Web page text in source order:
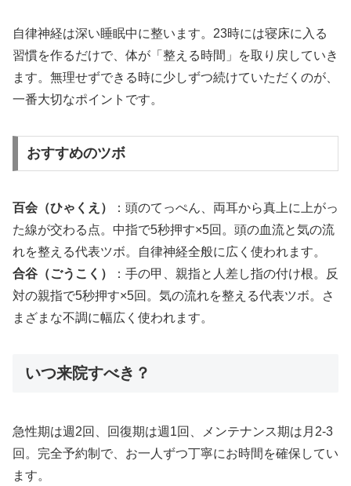
自律神経は深い睡眠中に整います。23時には寝床に入る
習慣を作るだけで、体が「整える時間」を取り戻していき
ます。無理せずできる時に少しずつ続けていただくのが、
一番大切なポイントです。
おすすめのツボ
百会（ひゃくえ）
：頭のてっぺん、両耳から真上に上がっ
た線が交わる点。中指で5秒押す×5回。頭の血流と気の流
れを整える代表ツボ。自律神経全般に広く使われます。
合谷（ごうこく）
：手の甲、親指と人差し指の付け根。反
対の親指で5秒押す×5回。気の流れを整える代表ツボ。さ
まざまな不調に幅広く使われます。
いつ来院すべき？
急性期は週2回、回復期は週1回、メンテナンス期は月2-3
回。完全予約制で、お一人ずつ丁寧にお時間を確保してい
ます。